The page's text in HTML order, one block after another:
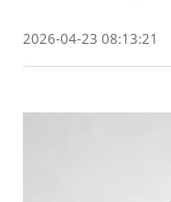
2026-04-23 08:13:21